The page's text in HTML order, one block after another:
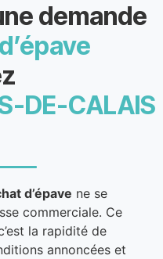
demande
DE-CALAIS
d’épave ne se
commerciale. Ce
la rapidité de
annoncées et